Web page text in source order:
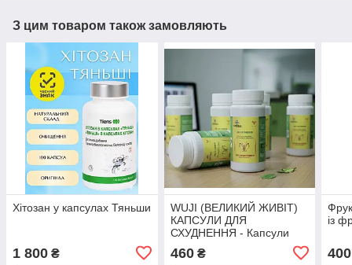
З цим товаром також замовляють
Хітозан у капсулах Тяньши
1 800 ₴
WUJI (ВЕЛИКИЙ ЖИВІТ)
КАПСУЛИ ДЛЯ
СХУДНЕННЯ - Капсули
для схуднення Тянь Ву, 50
капс
460₴
із
400